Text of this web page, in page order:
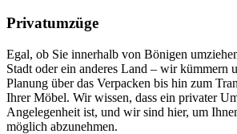
Privatumzüge
Egal, ob Sie innerhalb von Bönigen
Stadt oder ein anderes Land – wir kümmern
Planung über das Verpacken bis hin zum
Ihrer Möbel. Wir wissen, dass ein privater
Angelegenheit ist, und wir sind hier, um
möglich abzunehmen.